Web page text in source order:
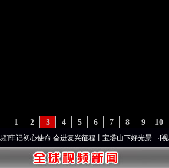
10
9
8
7
6
5
4
3
2
1
使命 奋进复兴征程丨宝塔山下好光景..·[视频]因党而